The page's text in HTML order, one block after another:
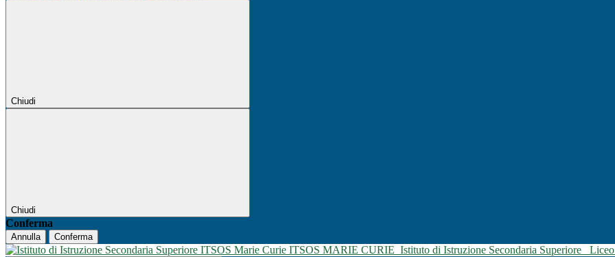
Chiudi
Chiudi
Conferma
Annulla Conferma
ITSOS MARIE CURIE Istituto di Istruzione Secondaria Superiore